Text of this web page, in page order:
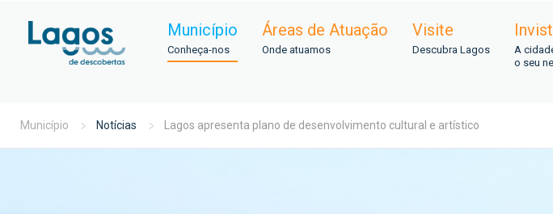
Município
Conheça-nos
Áreas de Atuação
Onde atuamos
Visite
Descubra Lagos
A
o seu
Município Notícias Lagos apresenta plano de desenvolvimento cultural e artístico